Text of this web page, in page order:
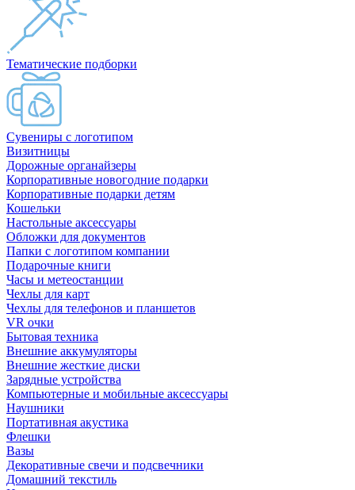
Тематические подборки
Сувениры с логотипом
Визитницы
Дорожные органайзеры
Корпоративные новогодние подарки
Корпоративные подарки детям
Кошельки
Настольные аксессуары
Обложки для документов
Папки с логотипом компании
Подарочные книги
Часы и метеостанции
Чехлы для карт
Чехлы для телефонов и планшетов
VR очки
Бытовая техника
Внешние аккумуляторы
Внешние жесткие диски
Зарядные устройства
Компьютерные и мобильные аксессуары
Наушники
Портативная акустика
Флешки
Вазы
Декоративные свечи и подсвечники
Домашний текстиль